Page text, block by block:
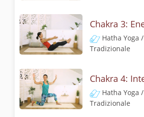
Hatha Yoga /
Tradizionale
Hatha Yoga /
Tradizionale